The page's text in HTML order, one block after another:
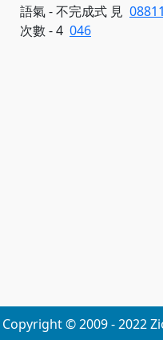
語氣 - 不完成式 見 08811
次數 - 4 046
Copyright © 2009 - 2022